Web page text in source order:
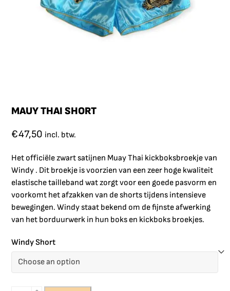
MAUY THAI SHORT
€47,50 incl. btw.
Het officiële zwart satijnen Muay Thai kickboksbroekje van
Windy . Dit broekje is voorzien van een zeer hoge kwaliteit
elastische tailleband wat zorgt voor een goede pasvorm en
voorkomt het afzakken van de shorts tijdens intensieve
bewegingen. Windy staat bekend om de fijnste afwerking
van het borduurwerk in hun boks en kickboks broekjes.
Windy Short